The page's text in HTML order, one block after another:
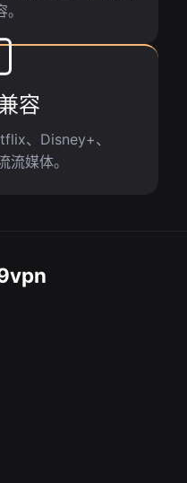
容
、Disney+、
流媒体。